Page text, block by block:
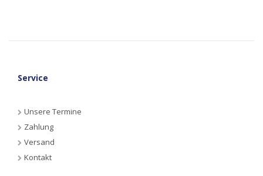
Service
Unsere Termine
Zahlung
Versand
Kontakt